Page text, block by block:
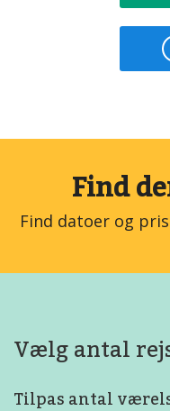
Find
Find datoer og
Vælg antal
Tilpas antal